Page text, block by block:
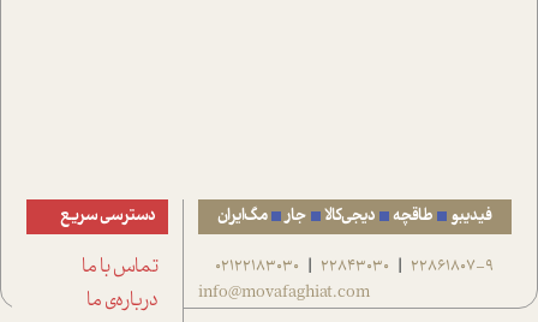
فیدیبو طاقچه دیجی‌کالا جار مگ‌ایران
22861807-9
|
22843030
|
02122183030
info@movafaghiat.com
دسترسی سریع
تماس با ما
درباره‌ی ما